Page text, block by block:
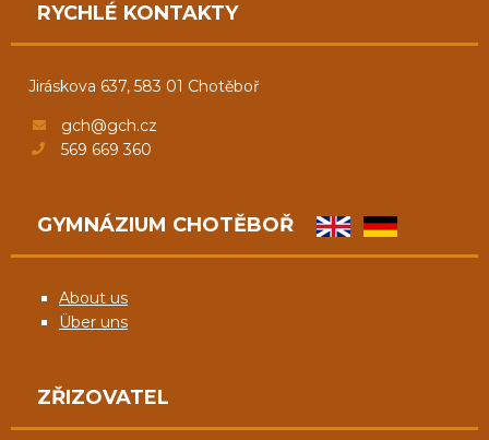
RYCHLÉ KONTAKTY
Jiráskova 637, 583 01 Chotěboř
gch@gch.cz
569 669 360
GYMNÁZIUM CHOTĚBOŘ
About us
Über uns
ZŘIZOVATEL